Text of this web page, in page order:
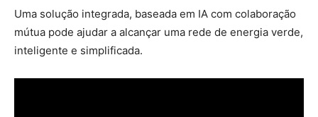
Uma solução integrada, baseada em IA com colaboração
mútua pode ajudar a alcançar uma rede de energia verde,
inteligente e simplificada.